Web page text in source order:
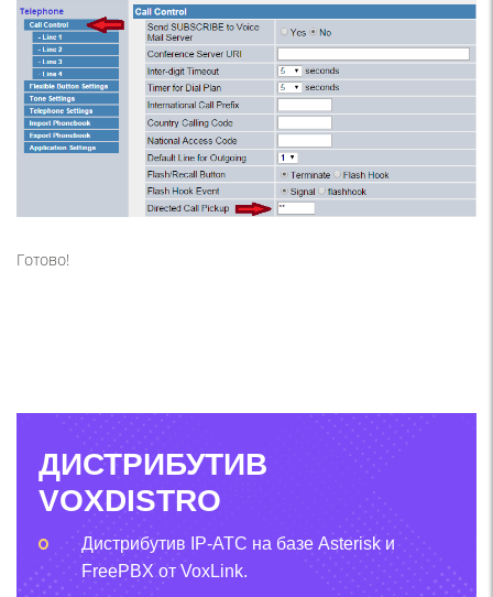
Готово!
ДИСТРИБУТИВ
VOXDISTRO
Дистрибутив IP-АТС на базе Asterisk и
FreePBX от VoxLink.